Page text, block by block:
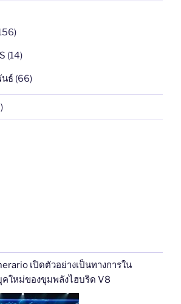
แก่
ขับขี่
ไทย
พร้อม
จำหน่าย
กลาง
(14)
ธ์ (66)
เปิดตัวอย่างเป็นทางการใน
ทย ก้าวสู่ยุคใหม่ของขุมพลังไฮบริด V8